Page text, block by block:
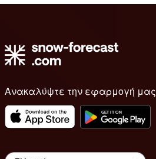
Ανακαλύψτε την εφαρμογή μας